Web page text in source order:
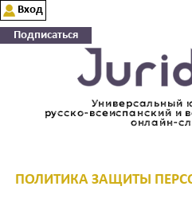
Универсальный
русско-всеиспанский и
онлайн-
Вход
Подписаться
ПОЛИТИКА ЗАЩИТЫ